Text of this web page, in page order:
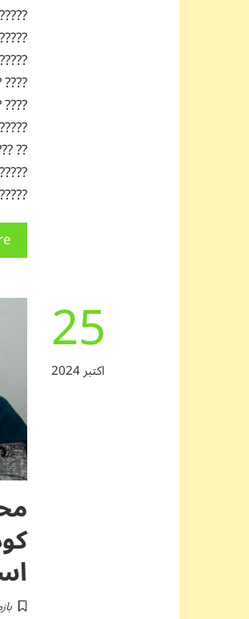
25
اکتبر 2024